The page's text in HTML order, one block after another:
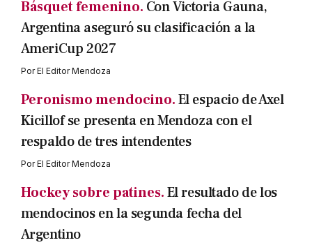
Básquet femenino. Con Victoria Gauna,
Argentina aseguró su clasificación a la
AmeriCup 2027
PorEl Editor Mendoza
Peronismo mendocino.El espacio de Axel
Kicillof se presenta en Mendoza con el
respaldo de tres intendentes
PorEl Editor Mendoza
Hockey sobre patines.El resultado de los
mendocinos en la segunda fecha del
Argentino